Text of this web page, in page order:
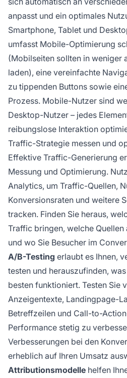
anpasst und ein optimales
Smartphone, Tablet und
umfasst Mobile-Optimierung
(Mobilseiten sollten in weniger
laden), eine vereinfachte
zu tippenden Buttons sowie
Prozess. Mobile-Nutzer sind
Desktop-Nutzer – jedes
reibungslose Interaktion
Traffic-Strategie messen und
Effektive Traffic-Generierung
Messung und Optimierung.
Analytics, um Traffic-Quellen,
Konversionsraten und weitere
tracken. Finden Sie heraus,
Traffic bringen, welche
und wo Sie Besucher im
A/B-Testing erlaubt es Ihnen,
testen und herauszufinden,
besten funktioniert. Testen Sie
Anzeigentexte, Landingpage-
Betreffzeilen und Call-to-
Performance stetig zu
Verbesserungen bei den
erheblich auf Ihren Umsatz
Attributionsmodelle helfen